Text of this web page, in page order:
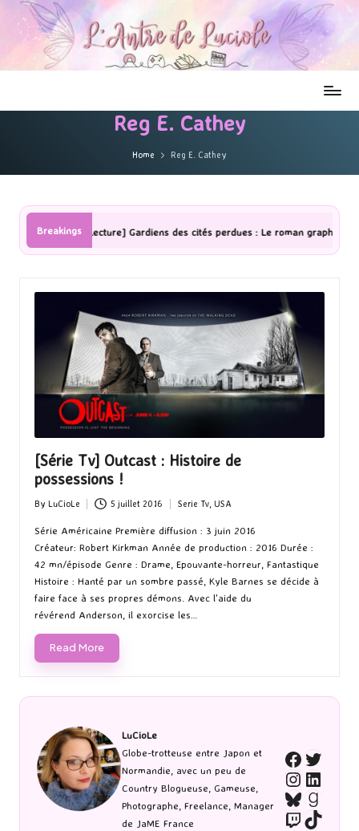
Reg E. Cathey
Home Reg E. Cathey
Breakings
[Lecture] Gardiens des cités perdues : Le roman graphique Tome 1
[Série Tv] Outcast : Histoire de
possessions !
Posted
by
By LuCioLe 5 juillet 2016
in
Serie Tv, USA
Série Américaine Première diffusion : 3 juin 2016
Créateur: Robert Kirkman Année de production : 2016 Durée :
42 mn/épisode Genre : Drame, Epouvante-horreur, Fantastique
Histoire : Hanté par un sombre passé, Kyle Barnes se décide à
faire face à ses propres démons. Avec l'aide du
révérend Anderson, il exorcise les…
Read More
LuCioLe
Globe-trotteuse entre Japon et
Normandie, avec un peu de
Country Blogueuse, Gameuse,
Photographe, Freelance, Manager
de JaME France
Bluesky
TwitchTikTok